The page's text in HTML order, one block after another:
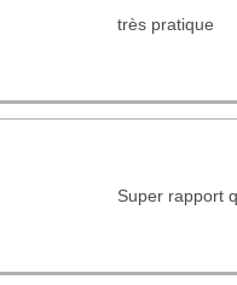
très pratique
Super rapport